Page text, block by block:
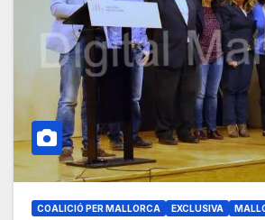
COALICIÓ PER MALLORCA EXCLUSIVA